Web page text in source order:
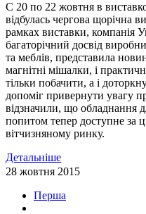
C 20 по 22 жовтня в
відбулась чергова щорічна
рамках виставки, компанія
багаторічний досвід
та меблів, представила
магнітні мішалки, і
тільки побачити, а і
допоміг привернути увагу
відзначили, що обладнання
попитом тепер доступне за
вітчизняному ринку.
Детальніше
28 жовтня 2015
Перша